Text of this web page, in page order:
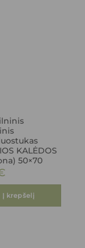
KALĖDOS
50×70
Į krepšelį